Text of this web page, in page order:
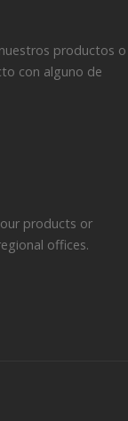
productos o
con alguno de
products or
offices.